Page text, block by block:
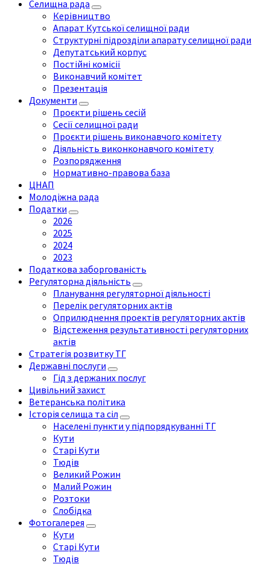
Селищна рада
Керівництво
Апарат Кутської селищної ради
Структурні підрозділи апарату селищної ради
Депутатський корпус
Постійні комісії
Виконавчий комітет
Презентація
Документи
Проєкти рішень сесій
Сесії селищної ради
Проєкти рішень виконавчого комітету
Діяльність виконконавчого комітету
Розпорядження
Нормативно-правова база
ЦНАП
Молодіжна рада
Податки
2026
2025
2024
2023
Податкова заборгованість
Регуляторна діяльність
Планування регуляторної діяльності
Перелік регуляторних актів
Оприлюднення проектів регуляторних актів
Відстеження результативності регуляторних
актів
Стратегія розвитку ТГ
Державні послуги
Гід з держаних послуг
Цивільний захист
Ветеранська політика
Історія селища та сіл
Населені пункти у підпорядкуванні ТГ
Кути
Старі Кути
Тюдів
Великий Рожин
Малий Рожин
Розтоки
Слобідка
Фотогалерея
Кути
Старі Кути
Тюдів